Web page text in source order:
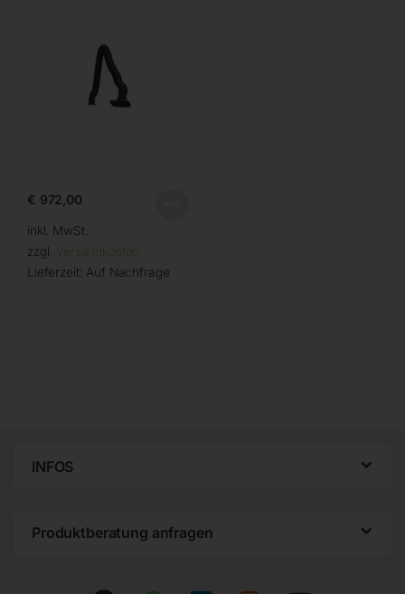
€ 972,00
inkl. MwSt.
zzgl. Versandkosten
Lieferzeit: Auf Nachfrage
INFOS
Produktberatung anfragen